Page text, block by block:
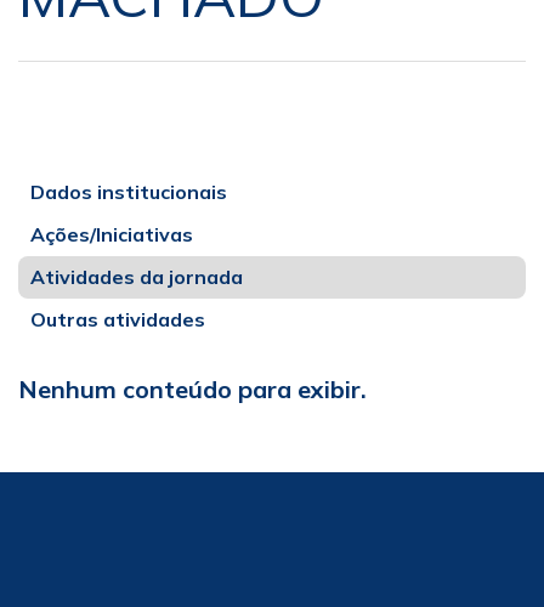
Dados institucionais
Ações/Iniciativas
Atividades da jornada
Outras atividades
Nenhum conteúdo para exibir.